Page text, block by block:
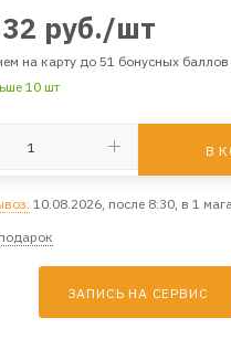
руб./шт
на карту до 51 бонусных баллов
10 шт
В
10.08.2026, после 8:30, в 1
ЗАПИСЬ НА СЕРВИС